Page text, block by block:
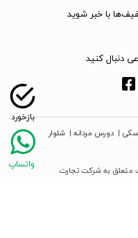
با خبر شوید
دنبال کنید
| دورس مردانه | شلوار
متعلق به شرکت تجارت